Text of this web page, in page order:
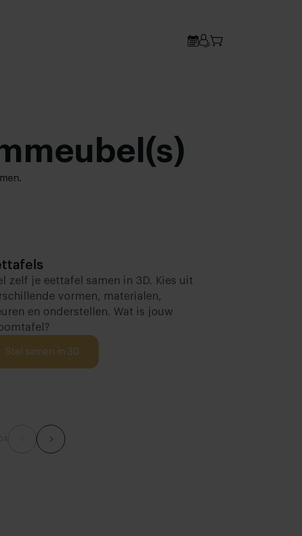
zelf je eettafel samen in 3D. Kies uit
vormen, materialen,
en onderstellen. Wat is jouw
Stel samen in 3D